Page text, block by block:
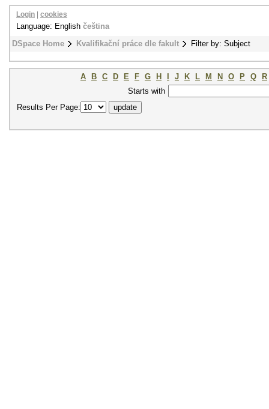
DSpace Home Kvalifikační práce dle fakult Filter by: Subject
Login cookies
Language: English čeština
A B C D E F G H J K L M N O P Q
R
Starts with
Results Per Page: